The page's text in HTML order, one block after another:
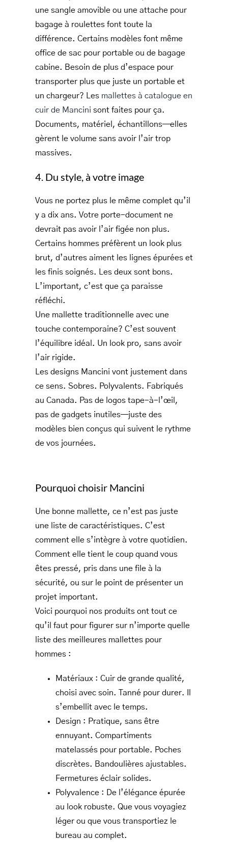
une sangle amovible ou une attache pour
bagage à roulettes font toute la
différence. Certains modèles font même
office de sac pour portable ou de bagage
cabine. Besoin de plus d’espace pour
transporter plus que juste un portable et
un chargeur? Les mallettes à catalogue en
cuir de Mancini sont faites pour ça.
Documents, matériel, échantillons—elles
gèrent le volume sans avoir l’air trop
massives.
4. Du style, à votre image
Vous ne portez plus le même complet qu’il
y a dix ans. Votre porte-document ne
devrait pas avoir l’air figée non plus.
Certains hommes préfèrent un look plus
brut, d’autres aiment les lignes épurées et
les finis soignés. Les deux sont bons.
L’important, c’est que ça paraisse
réfléchi.
Une mallette traditionnelle avec une
touche contemporaine? C’est souvent
l’équilibre idéal. Un look pro, sans avoir
l’air rigide.
Les designs Mancini vont justement dans
ce sens. Sobres. Polyvalents. Fabriqués
au Canada. Pas de logos tape-à-l’œil,
pas de gadgets inutiles—juste des
modèles bien conçus qui suivent le rythme
de vos journées.
Pourquoi choisir Mancini
Une bonne mallette, ce n’est pas juste
une liste de caractéristiques. C’est
comment elle s’intègre à votre quotidien.
Comment elle tient le coup quand vous
êtes pressé, pris dans une file à la
sécurité, ou sur le point de présenter un
projet important.
Voici pourquoi nos produits ont tout ce
qu’il faut pour figurer sur n’importe quelle
liste des meilleures mallettes pour
hommes :
Matériaux : Cuir de grande qualité,
choisi avec soin. Tanné pour durer. Il
s’embellit avec le temps.
Design : Pratique, sans être
ennuyant. Compartiments
matelassés pour portable. Poches
discrètes. Bandoulières ajustables.
Fermetures éclair solides.
Polyvalence : De l’élégance épurée
au look robuste. Que vous voyagiez
léger ou que vous transportiez le
bureau au complet.